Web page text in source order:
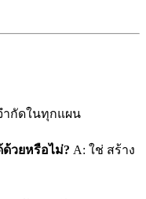
ำกัดในทุกแผน
วยหรือไม่? A: ใช่ สร้าง